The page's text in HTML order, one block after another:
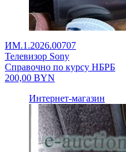
ИМ.1.2026.00707
Телевизор Sony
Справочно по курсу НБРБ
200,00 BYN
Интернет-магазин